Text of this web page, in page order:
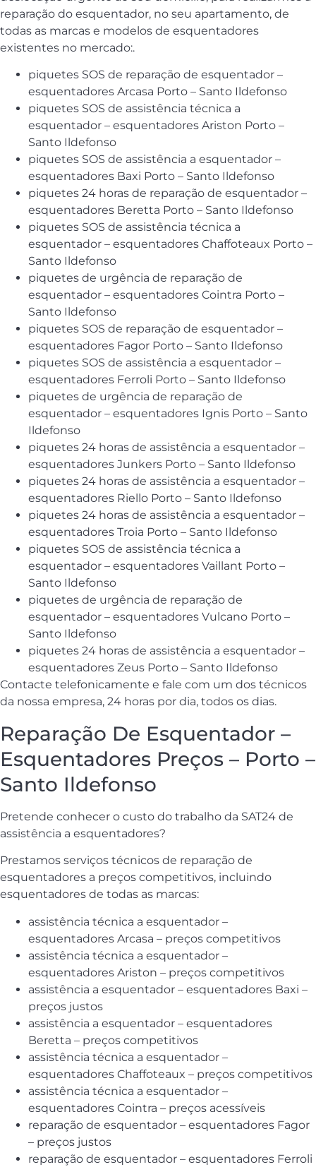
reparação do esquentador, no seu apartamento, de
todas as marcas e modelos de esquentadores
existentes no mercado:.
piquetes SOS de reparação de esquentador –
esquentadores Arcasa Porto – Santo Ildefonso
piquetes SOS de assistência técnica a
esquentador – esquentadores Ariston Porto –
Santo Ildefonso
piquetes SOS de assistência a esquentador –
esquentadores Baxi Porto – Santo Ildefonso
piquetes 24 horas de reparação de esquentador –
esquentadores Beretta Porto – Santo Ildefonso
piquetes SOS de assistência técnica a
esquentador – esquentadores Chaffoteaux Porto –
Santo Ildefonso
piquetes de urgência de reparação de
esquentador – esquentadores Cointra Porto –
Santo Ildefonso
piquetes SOS de reparação de esquentador –
esquentadores Fagor Porto – Santo Ildefonso
piquetes SOS de assistência a esquentador –
esquentadores Ferroli Porto – Santo Ildefonso
piquetes de urgência de reparação de
esquentador – esquentadores Ignis Porto – Santo
Ildefonso
piquetes 24 horas de assistência a esquentador –
esquentadores Junkers Porto – Santo Ildefonso
piquetes 24 horas de assistência a esquentador –
esquentadores Riello Porto – Santo Ildefonso
piquetes 24 horas de assistência a esquentador –
esquentadores Troia Porto – Santo Ildefonso
piquetes SOS de assistência técnica a
esquentador – esquentadores Vaillant Porto –
Santo Ildefonso
piquetes de urgência de reparação de
esquentador – esquentadores Vulcano Porto –
Santo Ildefonso
piquetes 24 horas de assistência a esquentador –
esquentadores Zeus Porto – Santo Ildefonso
Contacte telefonicamente e fale com um dos técnicos
da nossa empresa, 24 horas por dia, todos os dias.
Reparação De Esquentador –
Esquentadores Preços – Porto –
Santo Ildefonso
Pretende conhecer o custo do trabalho da SAT24 de
assistência a esquentadores?
Prestamos serviços técnicos de reparação de
esquentadores a preços competitivos, incluindo
esquentadores de todas as marcas:
assistência técnica a esquentador –
esquentadores Arcasa – preços competitivos
assistência técnica a esquentador –
esquentadores Ariston – preços competitivos
assistência a esquentador – esquentadores Baxi –
preços justos
assistência a esquentador – esquentadores
Beretta – preços competitivos
assistência técnica a esquentador –
esquentadores Chaffoteaux – preços competitivos
assistência técnica a esquentador –
esquentadores Cointra – preços acessíveis
reparação de esquentador – esquentadores Fagor
– preços justos
reparação de esquentador – esquentadores Ferroli